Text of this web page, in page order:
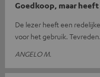
Goedkoop, maar
De lezer heeft een
voor het gebruik. Tevreden.
ANGELO M.